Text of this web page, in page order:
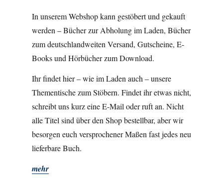
In unserem Webshop kann gestöbert und gekauft
werden – Bücher zur Abholung im Laden, Bücher
zum deutschlandweiten Versand, Gutscheine, E-
Books und Hörbücher zum Download.
Ihr findet hier – wie im Laden auch – unsere
Thementische zum Stöbern. Findet ihr etwas nicht,
schreibt uns kurz eine E-Mail oder ruft an. Nicht
alle Titel sind über den Shop bestellbar, aber wir
besorgen euch versprochener Maßen fast jedes neu
lieferbare Buch.
mehr